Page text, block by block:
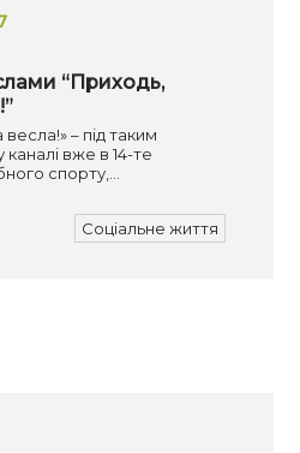
“Приходь,
– під таким
вже в 14-те
спорту,…
Соціальне життя